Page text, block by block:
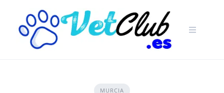
content
MURCIA